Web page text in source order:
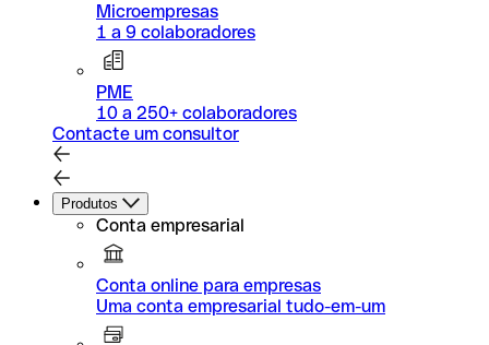
Microempresas
1 a 9 colaboradores
PME
10 a 250+ colaboradores
Contacte um consultor
Produtos
Conta empresarial
Conta online para empresas
Uma conta empresarial tudo-em-um